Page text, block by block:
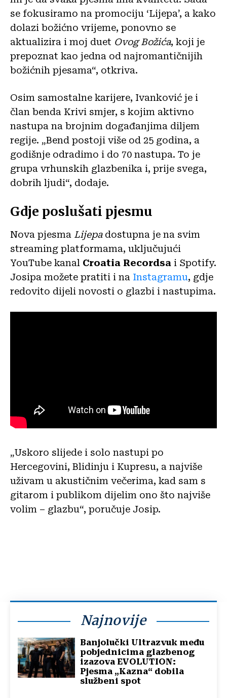
se fokusiramo na promociju ‘Lijepa’, a kako
dolazi božićno vrijeme, ponovno se
aktualizira i moj duet Ovog Božića, koji je
prepoznat kao jedna od najromantičnijih
božićnih pjesama“, otkriva.
Osim samostalne karijere, Ivanković je i
član benda Krivi smjer, s kojim aktivno
nastupa na brojnim događanjima diljem
regije. „Bend postoji više od 25 godina, a
godišnje odradimo i do 70 nastupa. To je
grupa vrhunskih glazbenika i, prije svega,
dobrih ljudi“, dodaje.
Gdje poslušati pjesmu
Nova pjesma Lijepadostupna je na svim
streaming platformama, uključujući
YouTube kanal Croatia Recordsa i Spotify.
Josipa možete pratiti i na Instagramu, gdje
redovito dijeli novosti o glazbi i nastupima.
„Uskoro slijede i solo nastupi po
Hercegovini, Blidinju i Kupresu, a najviše
uživam u akustičnim večerima, kad sam s
gitarom i publikom dijelim ono što najviše
volim – glazbu“, poručuje Josip.
Najnovije
Banjolučki Ultrazvuk među
pobjednicima glazbenog
izazova EVOLUTION:
Pjesma „Kazna“ dobila
službeni spot